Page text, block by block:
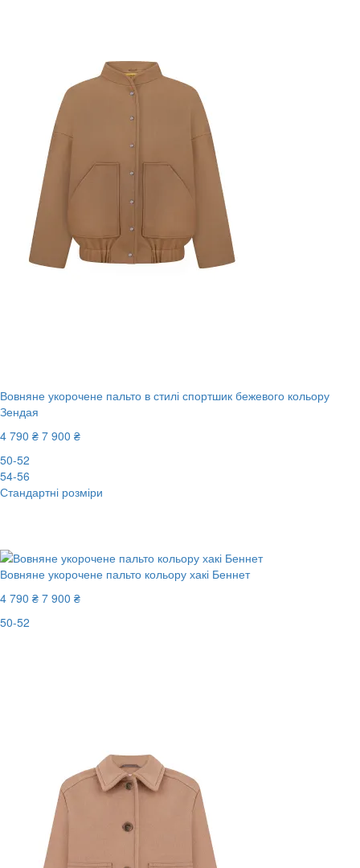
Вовняне укорочене пальто в стилі спортшик бежевого кольору
Зендая
4 790 ₴ 7 900 ₴
50-52
54-56
Стандартні розміри
Вовняне укорочене пальто кольору хакі Беннет
4 790 ₴ 7 900 ₴
50-52